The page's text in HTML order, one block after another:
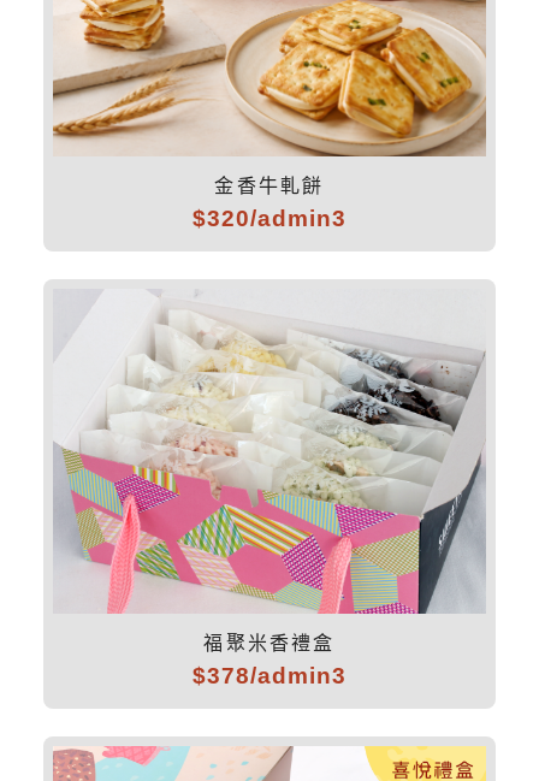
金香牛軋餅
$320/admin3
福聚米香禮盒
$378/admin3